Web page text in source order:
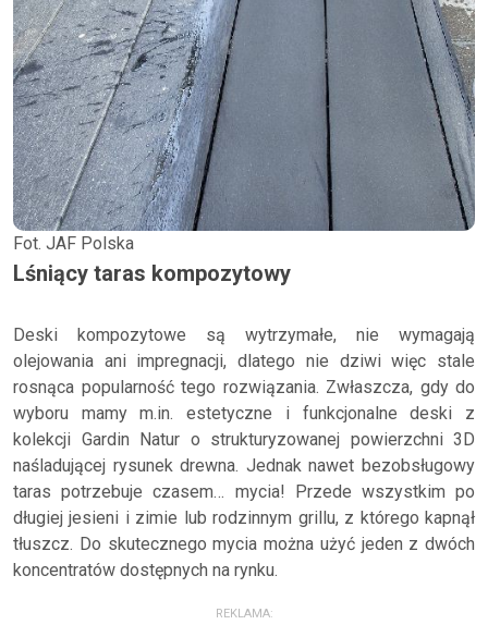
Fot. JAF Polska
Lśniący taras kompozytowy
Deski kompozytowe są wytrzymałe, nie wymagają
olejowania ani impregnacji, dlatego nie dziwi więc stale
rosnąca popularność tego rozwiązania. Zwłaszcza, gdy do
wyboru mamy m.in. estetyczne i funkcjonalne deski z
kolekcji Gardin Natur o strukturyzowanej powierzchni 3D
naśladującej rysunek drewna. Jednak nawet bezobsługowy
taras potrzebuje czasem… mycia! Przede wszystkim po
długiej jesieni i zimie lub rodzinnym grillu, z którego kapnął
tłuszcz. Do skutecznego mycia można użyć jeden z dwóch
koncentratów dostępnych na rynku.
REKLAMA: